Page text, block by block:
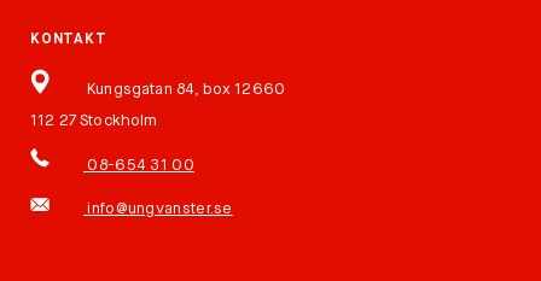
KONTAKT
Kungsgatan 84, box 12660
112 27 Stockholm
08-654 31 00
info@ungvanster.se